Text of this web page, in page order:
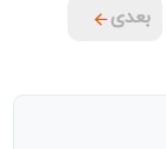
بعدی